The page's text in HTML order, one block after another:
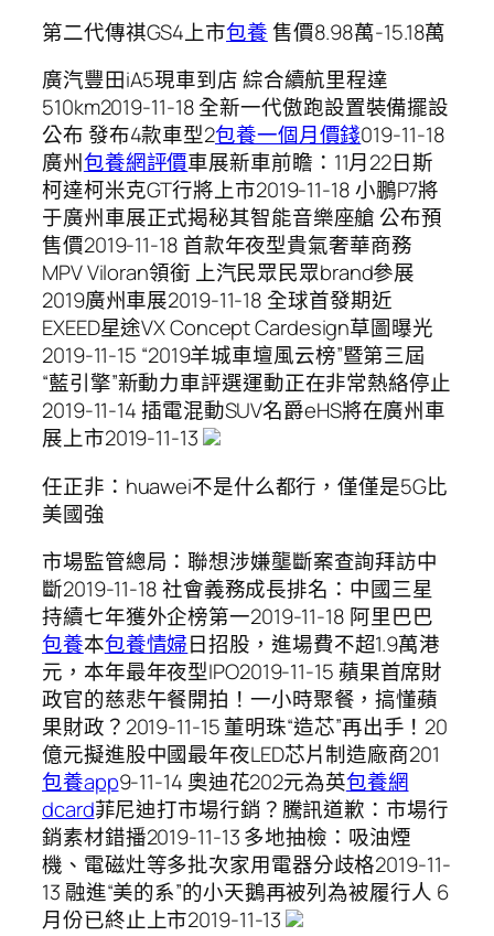
​第二代傳祺GS4上市包養售價8.98萬-15.18萬
廣汽豐田iA5現車到店 綜合續航里程達
510km2019-11-18 全新一代傲跑設置裝備擺設
公布 發布4款車型2包養一個月價錢019-11-18
廣州包養網評價車展新車前瞻：11月22日斯
柯達柯米克GT行將上市2019-11-18 小鵬P7將
于廣州車展正式揭秘其智能音樂座艙 公布預
售價2019-11-18 首款年夜型貴氣奢華商務
MPV Viloran領銜 上汽民眾民眾brand參展
2019廣州車展2019-11-18 全球首發期近
EXEED星途VX Concept Cardesign草圖曝光
2019-11-15 “2019羊城車壇風云榜”暨第三屆
“藍引擎”新動力車評選運動正在非常熱絡停止
2019-11-14 插電混動SUV名爵eHS將在廣州車
展上市2019-11-13
任正非：huawei不是什么都行，僅僅是5G比
美國強
市場監管總局：聯想涉嫌壟斷案查詢拜訪中
斷2019-11-18 社會義務成長排名：中國三星
持續七年獲外企榜第一2019-11-18 阿里巴巴
包養本包養情婦日招股，進場費不超1.9萬港
元，本年最年夜型IPO2019-11-15 蘋果首席財
政官的慈悲午餐開拍！一小時聚餐，搞懂蘋
果財政？2019-11-15 董明珠“造芯”再出手！20
億元擬進股中國最年夜LED芯片制造廠商201
包養app9-11-14 奧迪花202元為英包養網
dcard菲尼迪打市場行銷？騰訊道歉：市場行
銷素材錯播2019-11-13 多地抽檢：吸油煙
機、電磁灶等多批次家用電器分歧格2019-11-
13 融進“美的系”的小天鵝再被列為被履行人 6
月份已終止上市2019-11-13